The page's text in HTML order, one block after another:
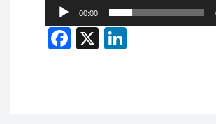
00:00
Facebook
X